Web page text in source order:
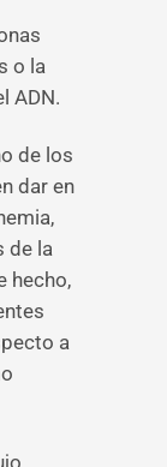
o la
ADN.
de los
dar en
de la
hecho,
a